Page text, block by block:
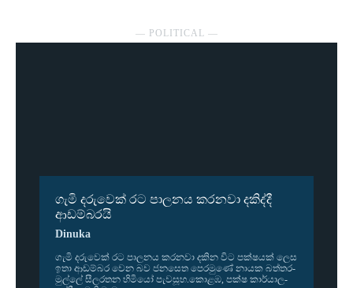
― POLITICAL ―
ගැමි දරුවෙක් රට පාලනය කරනවා දකිද්දී
ආඩම්බරයි
Dinuka
ගැමි දරු­වෙක් රට පාල­නය කර­නවා දකින විට පක්ෂ­යක් ලෙස
ඉතා ආඩ­ම්බර වෙන බව ජන­සෙත පෙර­මුණේ නායක බත්ත­ර­
මුල්ලේ සීල­ර­තන හිමියෝ පැව­සූහ.කොළඹ, පක්ෂ කාර්යා­ල­